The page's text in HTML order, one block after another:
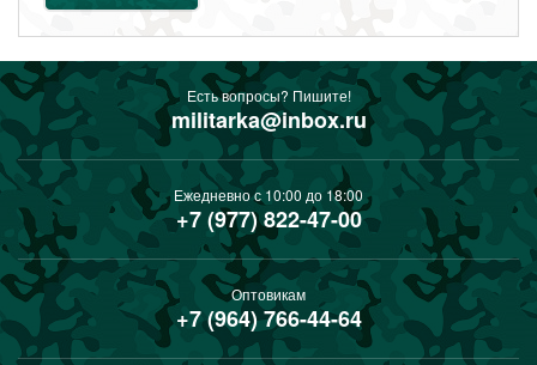
Есть вопросы? Пишите!
militarka@inbox.ru
Ежедневно с 10:00 до 18:00
+7 (977) 822-47-00
Оптовикам
+7 (964) 766-44-64